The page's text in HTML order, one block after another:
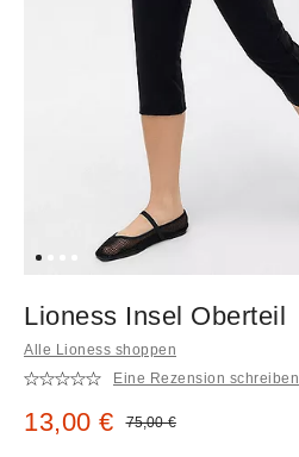
Lioness Insel Oberteil
Alle Lioness shoppen
Eine Rezension schreiben
Sale Preis:
13,00 € Original Preis:
75,00 €